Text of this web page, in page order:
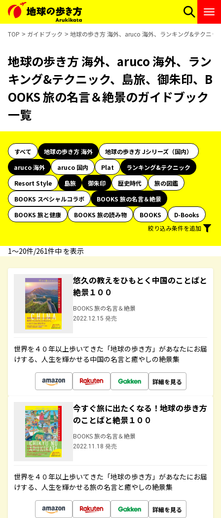
TOP ガイドブック 地球の歩き方 海外、aruco 海外、ランキング&テクニッ
地球の歩き方 海外、aruco 海外、ラン
キング&テクニック、島旅、御朱印、B
OOKS 旅の名言＆絶景のガイドブック
一覧
すべて 地球の歩き方 海外
地球の歩き方 Jシリーズ（国内）
aruco 海外
aruco 国内 Plat
ランキング&テクニック
Resort Style
島旅 御朱印 歴史時代
旅の図鑑
BOOKS スペシャルコラボ
BOOKS 旅の名言＆絶景
BOOKS 旅と健康
BOOKS 旅の読み物 BOOKS
D-Books
絞り込み条件を追加
1〜20件/261件中 を表示
悠久の教えをひもとく中国のことばと
絶景１００
BOOKS 旅の名言＆絶景
2022.12.15 発売
世界を４０年以上歩いてきた「地球の歩き方」があなたにお届
けする、人生を輝かせる中国の名言と癒やしの絶景集
詳細を見る
今すぐ旅に出たくなる！地球の歩き方
のことばと絶景１００
BOOKS 旅の名言＆絶景
2022.11.18 発売
世界を４０年以上歩いてきた「地球の歩き方」があなたにお届
けする、人生を輝かせる旅の名言と癒やしの絶景集
詳細を見る